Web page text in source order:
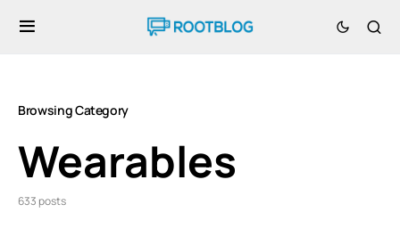
Browsing Category
Wearables
633 posts